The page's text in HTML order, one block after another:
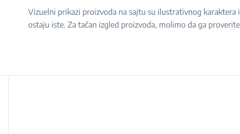
Vizuelni prikazi proizvoda na sajtu su ilustrativnog
ostaju iste. Za tačan izgled proizvoda, molimo da ga